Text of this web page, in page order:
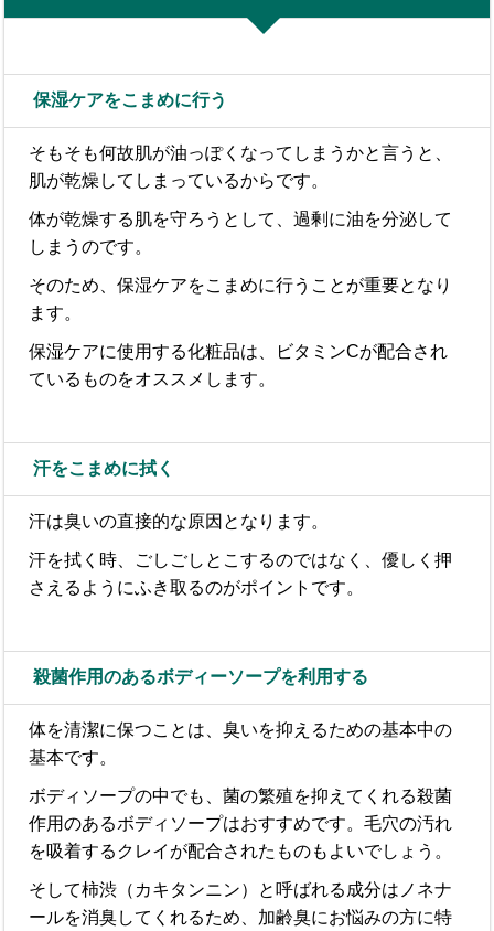
保湿ケアをこまめに行う
そもそも何故肌が油っぽくなってしまうかと言うと、
肌が乾燥してしまっているからです。
体が乾燥する肌を守ろうとして、過剰に油を分泌して
しまうのです。
そのため、保湿ケアをこまめに行うことが重要となり
ます。
保湿ケアに使用する化粧品は、ビタミンCが配合され
ているものをオススメします。
汗をこまめに拭く
汗は臭いの直接的な原因となります。
汗を拭く時、ごしごしとこするのではなく、優しく押
さえるようにふき取るのがポイントです。
殺菌作用のあるボディーソープを利用する
体を清潔に保つことは、臭いを抑えるための基本中の
基本です。
ボディソープの中でも、菌の繁殖を抑えてくれる殺菌
作用のあるボディソープはおすすめです。毛穴の汚れ
を吸着するクレイが配合されたものもよいでしょう。
そして柿渋（カキタンニン）と呼ばれる成分はノネナ
ールを消臭してくれるため、加齢臭にお悩みの方に特